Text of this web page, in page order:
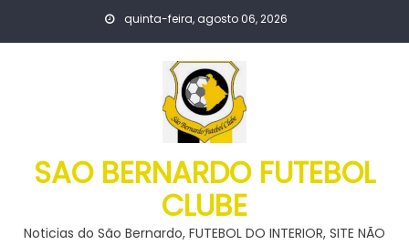
quinta-feira, agosto 06, 2026
SAO BERNARDO FUTEBOL
CLUBE
Noticias do São Bernardo, FUTEBOL DO INTERIOR, SITE NÃO